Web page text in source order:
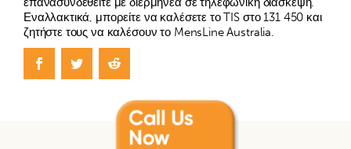
Εναλλακτικά, μπορείτε να καλέσετε το TIS στο 131 450 και
ζητήστε τους να καλέσουν το MensLine Australia.